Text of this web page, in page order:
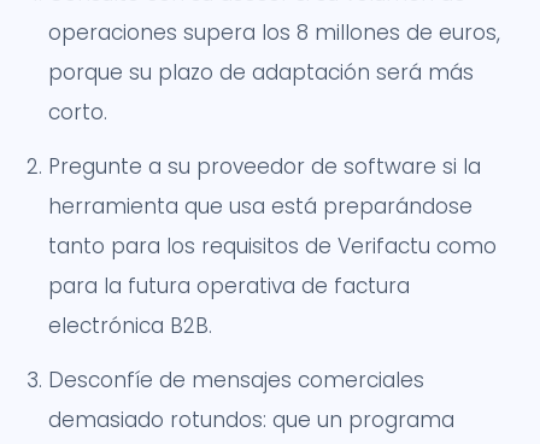
operaciones supera los 8 millones de euros,
porque su plazo de adaptación será más
corto.
Pregunte a su proveedor de software si la
herramienta que usa está preparándose
tanto para los requisitos de Verifactu como
para la futura operativa de factura
electrónica B2B.
Desconfíe de mensajes comerciales
demasiado rotundos: que un programa